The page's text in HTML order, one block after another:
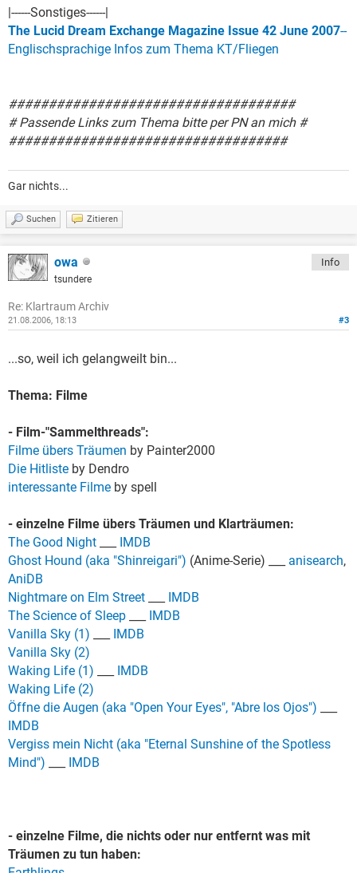
|------Sonstiges------|
The Lucid Dream Exchange Magazine Issue 42 June 2007--
Englischsprachige Infos zum Thema KT/Fliegen
####################################
# Passende Links zum Thema bitte per PN an mich #
###################################
Gar nichts...
Suchen Zitieren
owa
tsundere
Info
Re: Klartraum Archiv
#3
21.08.2006, 18:13
...so, weil ich gelangweilt bin...
Thema: Filme
- Film-"Sammelthreads":
Filme übers Träumen by Painter2000
Die Hitliste by Dendro
interessante Filme by spell
- einzelne Filme übers Träumen und Klarträumen:
The Good Night
IMDB
Ghost Hound (aka "Shinreigari") (Anime-Serie) ___ anisearch,
AniDB
Nightmare on Elm Street
IMDB
The Science of Sleep
IMDB
Vanilla Sky (1)
IMDB
Vanilla Sky (2)
Waking Life (1)
IMDB
Waking Life (2)
Öffne die Augen (aka "Open Your Eyes", "Abre los Ojos")
IMDB
Vergiss mein Nicht (aka "Eternal Sunshine of the Spotless
Mind")
IMDB
- einzelne Filme, die nichts oder nur entfernt was mit
Träumen zu tun haben: